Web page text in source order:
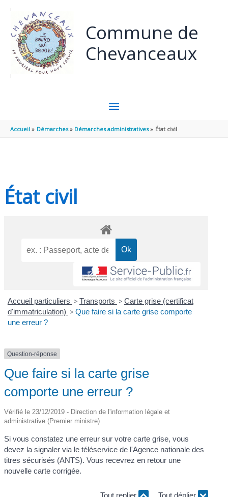
Commune de
Chevanceaux
MENU
PRINCIPAL
Accueil Démarches Démarches administratives État civil
État civil
Accueil particuliers > Transports > Carte grise (certificat
d'immatriculation) > Que faire si la carte grise comporte
une erreur ?
Question-réponse
Que faire si la carte grise
comporte une erreur ?
Vérifié le 23/12/2019 - Direction de l'information légale et
administrative (Premier ministre)
Si vous constatez une erreur sur votre carte grise, vous
devez la signaler via le téléservice de l'Agence nationale des
titres sécurisés (ANTS). Vous recevrez en retour une
nouvelle carte corrigée.
Tout replier Tout déplier